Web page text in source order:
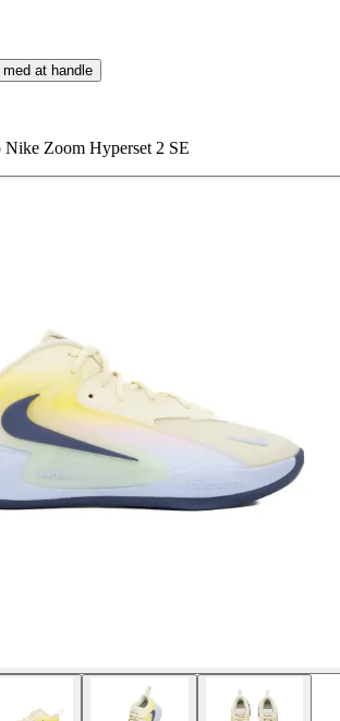
at handle
Nike Zoom Hyperset 2 SE